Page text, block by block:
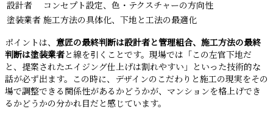
設計者
コンセプト設定、色・テクスチャーの方向性
塗装業者 施工方法の具体化、下地と工法の最適化
ポイントは、 意匠の最終判断は設計者と管理組合、施工方法の最終
判断は塗装業者 と線を引くことです。現場では「この左官下地だ
と、提案されたエイジング仕上げは割れやすい」といった技術的な
話が必ず出ます。この時に、デザインのこだわりと施工の現実をその
場で調整できる関係性があるかどうかが、マンションを格上げでき
るかどうかの分かれ目だと感じています。